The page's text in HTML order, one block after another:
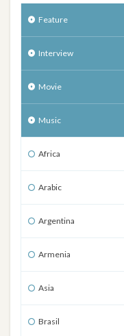
Feature
Interview
Movie
Music
Africa
Arabic
Argentina
Armenia
Asia
Brasil